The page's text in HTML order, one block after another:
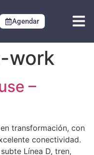
Agendar
work
–
transformación, con
conectividad.
Línea D, tren,